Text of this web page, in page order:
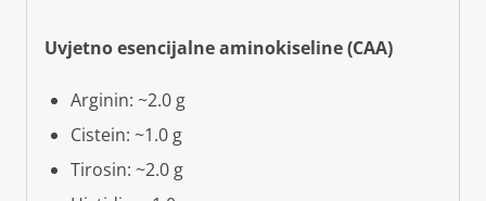
Uvjetno esencijalne aminokiseline (CAA)
Arginin: ~2.0 g
Cistein: ~1.0 g
Tirosin: ~2.0 g